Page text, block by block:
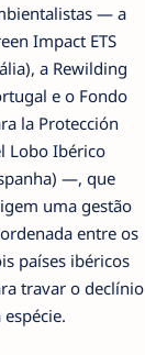
— a
Impact ETS
a Rewilding
e o Fondo
la Protección
Lobo Ibérico
—, que
uma gestão
entre os
países ibéricos
travar o declínio
espécie.